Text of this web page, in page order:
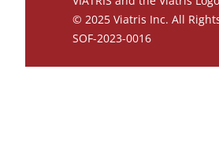
© 2025 Viatris Inc. All
SOF-2023-0016